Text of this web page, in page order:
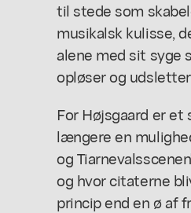
til stede som
musikalsk kulisse,
alene med sit syge
opløser og
For Højsgaard er
længere en
og
og hvor citaterne
princip end en ø af